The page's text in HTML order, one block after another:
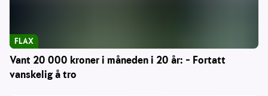
Vant 20 000 kroner i måneden i 20 år: – Fortatt
vanskelig å tro
FLAX